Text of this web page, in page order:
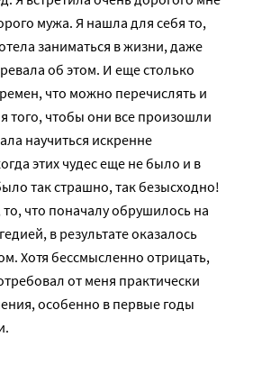
мужа. Я нашла для себя то,
заниматься в жизни, даже
об этом. И еще столько
что можно перечислять и
того, чтобы они все произошли
научиться искренне
этих чудес еще не было и в
так страшно, так безысходно!
что поначалу обрушилось на
в результате оказалось
Хотя бессмысленно отрицать,
от меня практически
особенно в первые годы